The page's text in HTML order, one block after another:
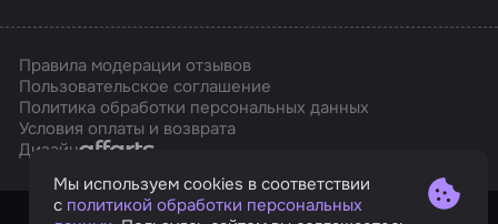
Правила модерации отзывов
Пользовательское соглашение
Политика обработки персональных данных
Условия оплаты и возврата
ДизайнAffarts
Мы используем cookies в соответствии
с политикой обработки персональных